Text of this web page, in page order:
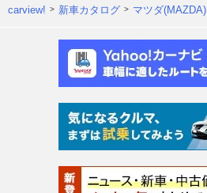
carview! 新車カタログ マツダ(MAZDA)